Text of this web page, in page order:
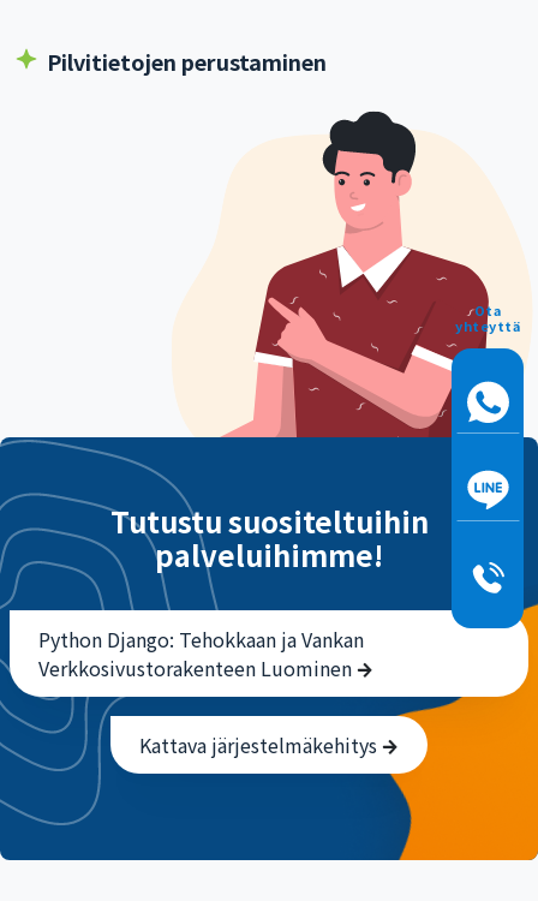
Pilvitietojen perustaminen
Tutustu suositeltuihin
palveluihimme!
Python Django: Tehokkaan ja Vankan
Verkkosivustorakenteen Luominen
Kattava järjestelmäkehitys
Ota
yhteyttä